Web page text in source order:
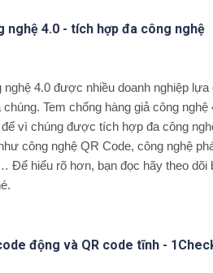
nghệ 4.0 - tích hợp đa công nghệ
4.0 được nhiều doanh nghiệp lựa
Tem chống hàng giả công nghệ
vì chúng được tích hợp đa công
công nghệ QR Code, công nghệ
Để hiểu rõ hơn, bạn đọc hãy theo dõi
động và QR code tĩnh -